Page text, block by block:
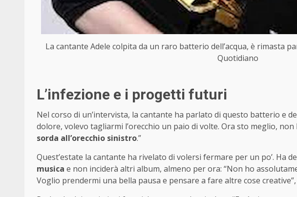
La cantante Adele colpita da un raro batterio dell’acqua, è rimasta
Quotidiano
L’infezione e i progetti futuri
Nel corso di un’intervista, la cantante ha parlato di questo batterio e
dolore, volevo tagliarmi l’orecchio un paio di volte. Ora sto meglio,
sorda all’orecchio sinistro.”
Quest’estate la cantante ha rivelato di volersi fermare per un po’. Ha
musica e non inciderà altri album, almeno per ora: “Non ho
Voglio prendermi una bella pausa e pensare a fare altre cose